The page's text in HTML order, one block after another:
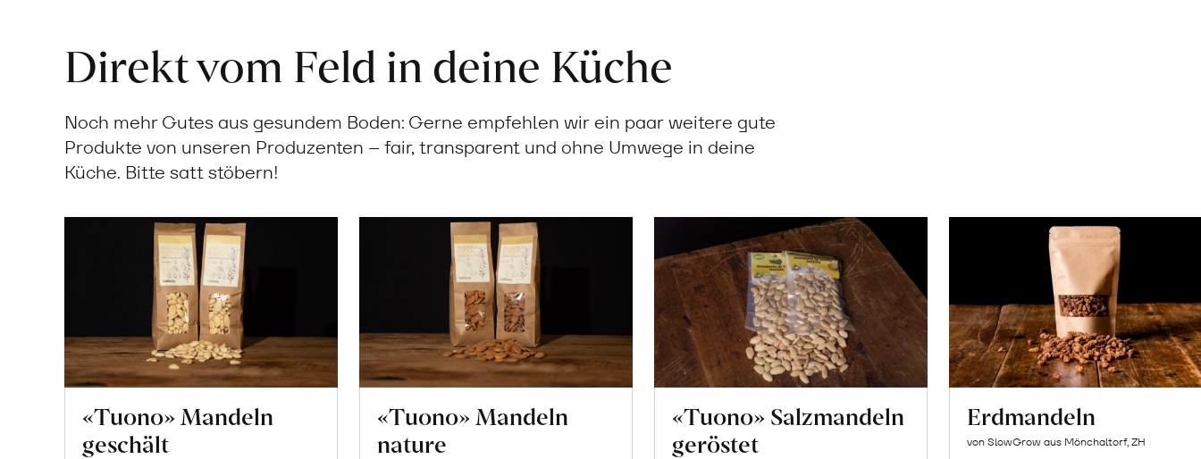
Direkt vom Feld in deine Küche
Noch mehr Gutes aus gesundem Boden: Gerne empfehlen wir ein paar weitere gute
Produkte von unseren Produzenten – fair, transparent und ohne Umwege in deine
Küche. Bitte satt stöbern!
«Tuono» Mandeln
geschält
«Tuono» Mandeln
nature
«Tuono» Salzmandeln
geröstet
Erdmandeln
von SlowGrow aus Mönchaltorf, ZH